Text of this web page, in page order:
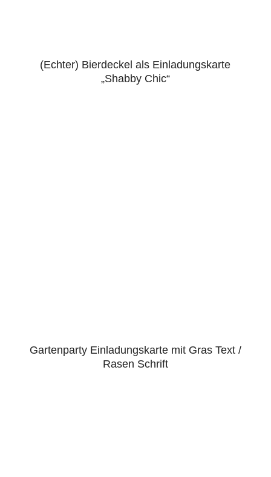
(Echter) Bierdeckel als Einladungskarte
„Shabby Chic“
Gartenparty Einladungskarte mit Gras Text /
Rasen Schrift